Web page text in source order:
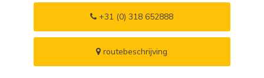
+31 (0) 318 652888
routebeschrijving